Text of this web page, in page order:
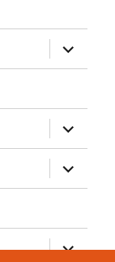
öffnen
öffnen
öffnen